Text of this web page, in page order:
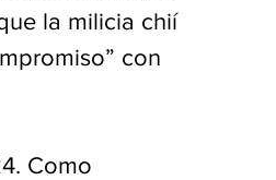
la milicia chií
con
Como